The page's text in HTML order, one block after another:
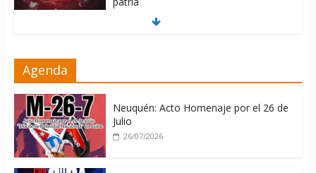
06/08/2026
06/08/2026
Agenda
Neuquén: Acto Homenaje por el 26 de
Julio
26/07/2026